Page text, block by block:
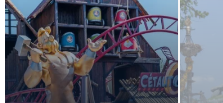
van maandag tot en met vrijdag van 31
augustus tot 23 september 2026.
Reserveerbaar tot de dag vóór uw bezoek en
uiterlijk tot 9 juli 2026 voor bezoekdata in
augustus en september.
Aanbod afhankelijk van beschikbaarheid, niet
combineerbaar met andere promoties, niet
restitueerbaar en niet inwisselbaar. Dit ticket
geeft geen toegang tot speciale
evenementen.
De Klant wordt uitdrukkelijk geïnformeerd dat het tarief
van deze aanbieding kan variëren afhankelijk van de